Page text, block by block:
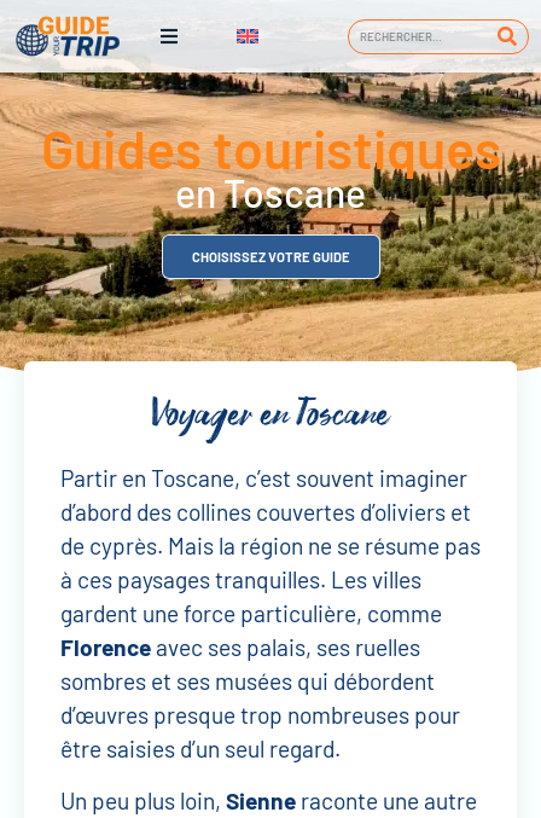
Guides touristiques
en Toscane
CHOISISSEZ VOTRE GUIDE
Voyager en Toscane
Partir en Toscane, c’est souvent imaginer
d’abord des collines couvertes d’oliviers et
de cyprès. Mais la région ne se résume pas
à ces paysages tranquilles. Les villes
gardent une force particulière, comme
Florence avec ses palais, ses ruelles
sombres et ses musées qui débordent
d’œuvres presque trop nombreuses pour
être saisies d’un seul regard.
Un peu plus loin, Sienne raconte une autre